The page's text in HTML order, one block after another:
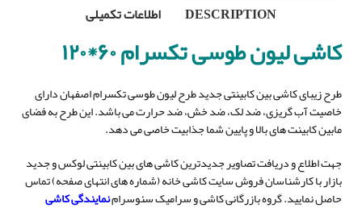
DESCRIPTION
اطلاعات تکمیلی
کاشی لیون طوسی تکسرام ۶۰*۱۲۰
طرح زیبای کاشی بین کابینتی جدید طرح لیون طوسی تکسرام اصفهان دارای
خاصیت آب گریزی، ضد لک، ضد خش، ضد حرارت می باشد. این طرح به فضای
مابین کابینت های بالا و پایین شما جذابیت خاصی می دهد.
جهت اطلاع و دریافت تصاویر جدیدترین کاشی های بین کابینتی لوکس و جدید
بازار با کارشناسان فروش سایت کاشی خانه (شماره های انتهای صفحه) تماس
حاصل نمایید. گروه بازرگانی کاشی و سرامیک سئوسرامنمایندگی کاشی